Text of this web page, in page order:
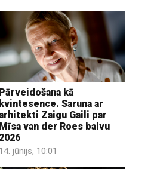
Pārveidošana kā
kvintesence. Saruna ar
Zaigu Gaili par
Mīsa van der Roes balvu
2026
14. jūnijs, 10:01